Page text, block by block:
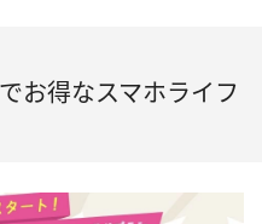
お得なスマホライフ